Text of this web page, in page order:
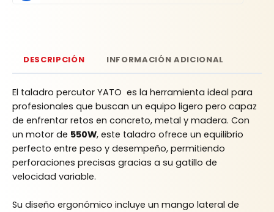
DESCRIPCIÓN INFORMACIÓN ADICIONAL
El taladro percutor YATO es la herramienta ideal para
profesionales que buscan un equipo ligero pero capaz
de enfrentar retos en concreto, metal y madera. Con
un motor de 550W, este taladro ofrece un equilibrio
perfecto entre peso y desempeño, permitiendo
perforaciones precisas gracias a su gatillo de
velocidad variable.
Su diseño ergonómico incluye un mango lateral de